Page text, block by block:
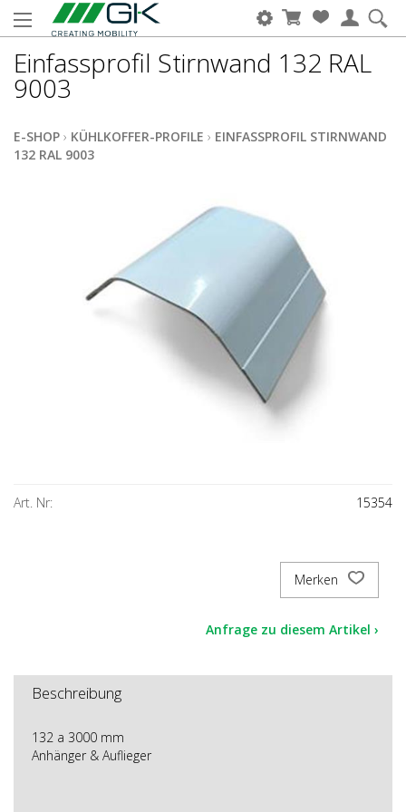
Einfassprofil Stirnwand 132 RAL
9003
E-SHOP › KÜHLKOFFER-PROFILE › EINFASSPROFIL STIRNWAND
132 RAL 9003
Art. Nr: 15354
Merken
Anfrage zu diesem Artikel ›
Beschreibung
132 a 3000 mm
Anhänger & Auflieger